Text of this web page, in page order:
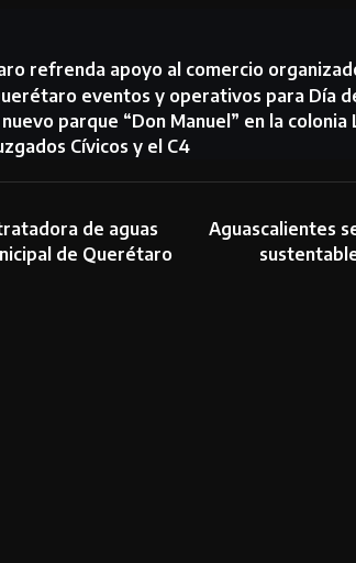
refrenda apoyo al comercio
eventos y operativos para Día
parque “Don Manuel” en la colonia
Cívicos y el C4
de aguas
de Querétaro
Aguascalientes